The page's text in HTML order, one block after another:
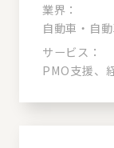
業界：
自動車・自
サービス：
PMO支援、